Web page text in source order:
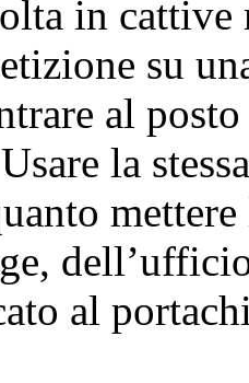
in cattive
su
al
la
al